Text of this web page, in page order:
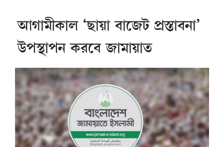
আগামীকাল ‘ছায়া বাজেট প্রস্তাবনা’
উপস্থাপন করবে জামায়াত